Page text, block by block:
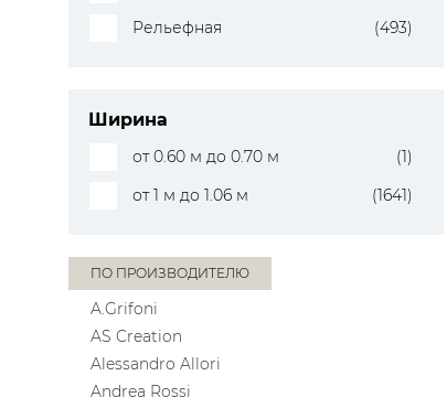
Рельефная
(493)
Ширина
от 0.60 м до 0.70 м
(1)
от 1 м до 1.06 м
(1641)
ПО ПРОИЗВОДИТЕЛЮ
A.Grifoni
AS Creation
Alessandro Allori
Andrea Rossi